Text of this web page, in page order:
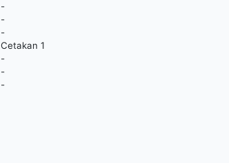
-
-
-
Cetakan 1
-
-
-